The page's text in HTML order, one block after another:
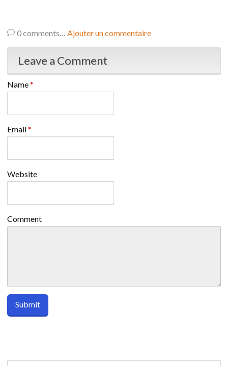
0comments… Ajouter un commentaire
Leave a Comment
Name*
Email*
Website
Comment